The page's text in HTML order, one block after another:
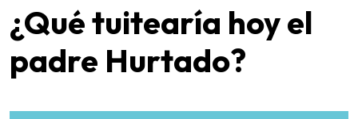
¿Qué tuitearía hoy el
padre Hurtado?